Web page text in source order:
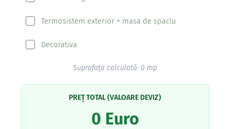
Termosistem exterior + masa de spaclu
Decorativa
Suprafața calculată: 0 mp
PREȚ TOTAL (VALOARE DEVIZ)
0 Euro